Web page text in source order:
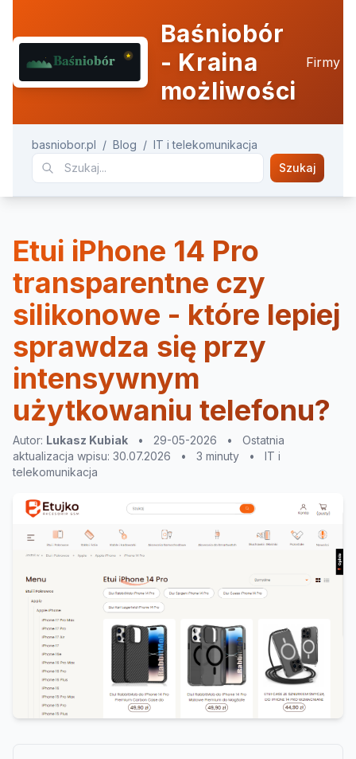
Baśniobór
- Kraina
możliwości
Firmy
basniobor.pl / Blog / IT i telekomunikacja
Szukaj
Etui iPhone 14 Pro
transparentne czy
silikonowe - które lepiej
sprawdza się przy
intensywnym
użytkowaniu telefonu?
Autor: Lukasz Kubiak • 29-05-2026 •
Ostatnia
aktualizacja wpisu: 30.07.2026
• 3 minuty •
IT i
telekomunikacja